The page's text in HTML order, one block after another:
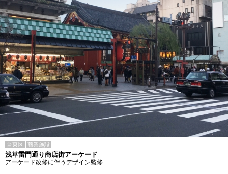
台東区 商業施設
浅草雷門通り商店街アーケード
アーケード改修に伴うデザイン監修